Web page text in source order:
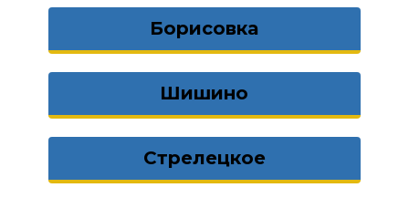
Борисовка
Шишино
Стрелецкое